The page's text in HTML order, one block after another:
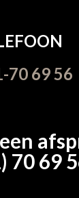
70 69 56
70 69